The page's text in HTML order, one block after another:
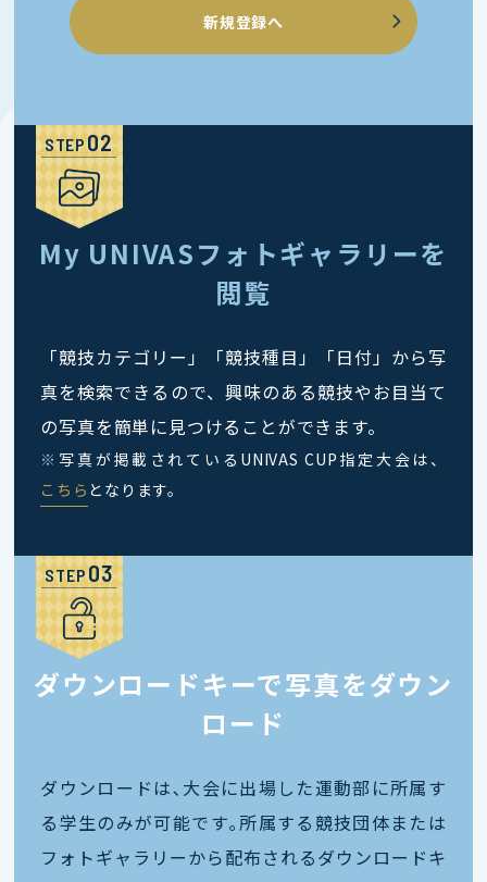
新規登録へ
STEP
My UNIVASフォトギャラリーを
閲覧
「競技カテゴリー」「競技種目」「日付」から写
真を検索できるので、興味のある競技やお目当て
の写真を簡単に見つけることができます。
※ 写真が掲載されているUNIVAS CUP指定大会は、
こちら となります。
STEP
ダウンロードキーで写真をダウン
ロード
ダウンロードは､大会に出場した運動部に所属す
る学生のみが可能です｡所属する競技団体または
フォトギャラリーから配布されるダウンロードキ